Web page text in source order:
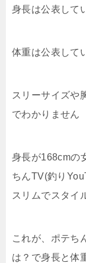
身長は公表して
体重は公表して
スリーサイズや
でわかりません
身長が168cmの
ちんTV(釣り
スリムでスタイ
これが、ポテち
は？で身長と体